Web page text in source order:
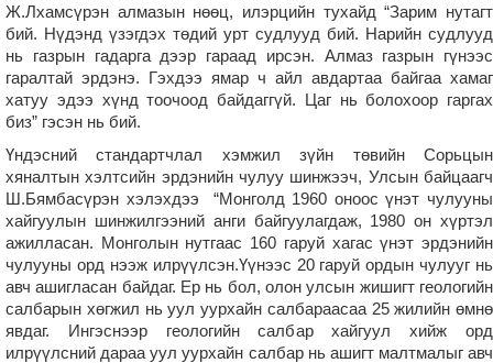
Ж.Лхамсүрэн алмазын нөөц, илэрцийн тухайд “Зарим нутагт
бий. Нүдэнд үзэгдэх төдий урт судлууд бий. Нарийн судлууд
нь газрын гадарга дээр гараад ирсэн. Алмаз газрын гүнээс
гаралтай эрдэнэ. Гэхдээ ямар ч айл авдартаа байгаа хамаг
хатуу эдээ хүнд тоочоод байдаггүй. Цаг нь болохоор гаргах
биз” гэсэн нь бий.
Үндэсний стандартчлал хэмжил зүйн төвийн Сорьцын
хяналтын хэлтсийн эрдэнийн чулуу шинжээч, Улсын байцаагч
Ш.Бямбасүрэн хэлэхдээ “Монголд 1960 оноос үнэт чулууны
хайгуулын шинжилгээний анги байгуулагдаж, 1980 он хүртэл
ажилласан. Монголын нутгаас 160 гаруй хагас үнэт эрдэнийн
чулууны орд нээж илрүүлсэн.Үүнээс 20 гаруй ордын чулууг нь
авч ашигласан байдаг. Ер нь бол, олон улсын жишигт геологийн
салбарын хөгжил нь уул уурхайн салбараасаа 25 жилийн өмнө
явдаг. Ингэснээр геологийн салбар хайгуул хийж орд
илрүүлсний дараа уул уурхайн салбар нь ашигт малтмалыг авч